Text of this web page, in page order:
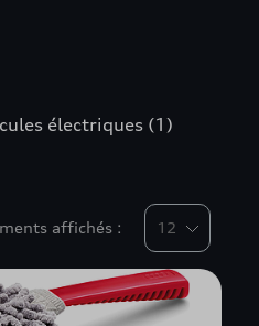
électriques (1)
affichés :